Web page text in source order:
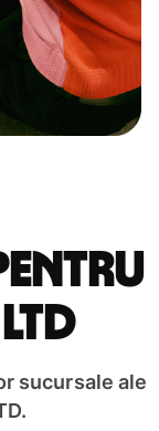
sucursale ale